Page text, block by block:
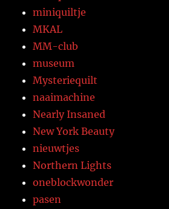
miniquiltje
MKAL
MM-club
museum
Mysteriequilt
naaimachine
Nearly Insaned
New York Beauty
nieuwtjes
Northern Lights
oneblockwonder
pasen